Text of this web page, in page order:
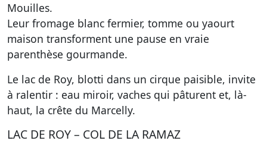
Mouilles.
Leur fromage blanc fermier, tomme ou yaourt
maison transforment une pause en vraie
parenthèse gourmande.
Le lac de Roy, blotti dans un cirque paisible, invite
à ralentir : eau miroir, vaches qui pâturent et, là-
haut, la crête du Marcelly.
LAC DE ROY – COL DE LA RAMAZ